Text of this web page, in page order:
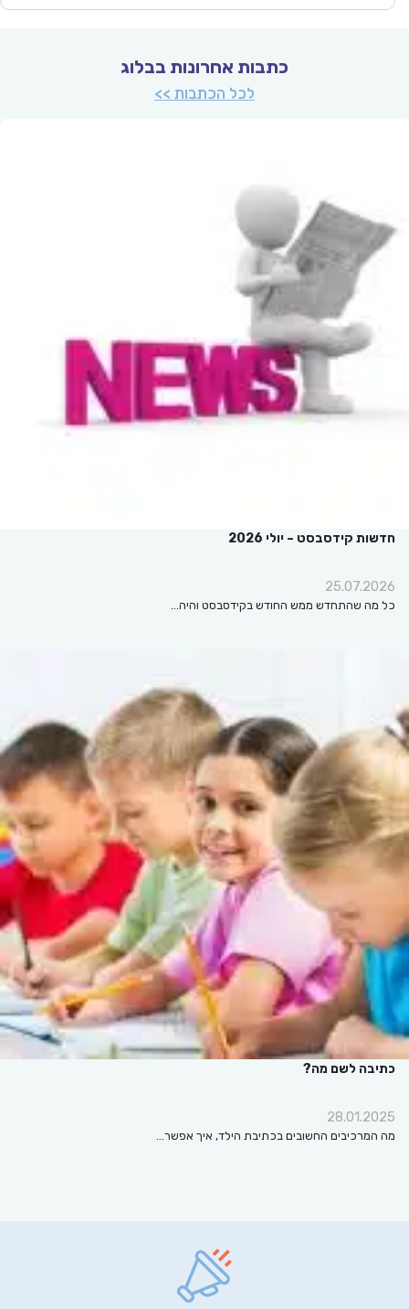
כתבות אחרונות בבלוג
לכל הכתבות >>
חדשות קידסבסט – יולי 2026
25.07.2026
כל מה שהתחדש ממש החודש בקידסבסט והיה…
כתיבה לשם מה?
28.01.2025
מה המרכיבים החשובים בכתיבת הילד, איך אפשר…